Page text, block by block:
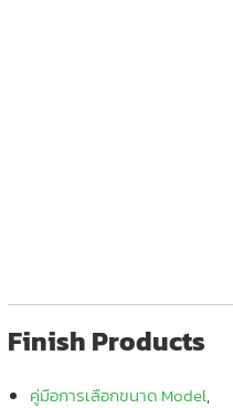
Finish Products
คู่มือการเลือกขนาด Model,